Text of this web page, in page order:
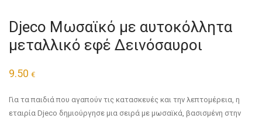
Djeco Μωσαϊκό με αυτοκόλλητα
μεταλλικό εφέ Δεινόσαυροι
9.50 €
Για τα παιδιά που αγαπούν τις κατασκευές και την λεπτομέρεια, η
εταιρία Djeco δημιούργησε μια σειρά με μωσαϊκά, βασισμένη στην